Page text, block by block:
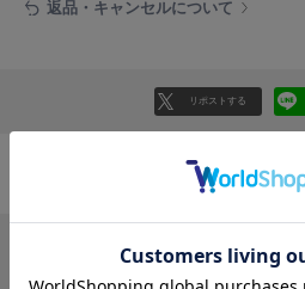
ジェラート ピケ キャットアンドドッグ
返品・キャンセルについて
リポストする